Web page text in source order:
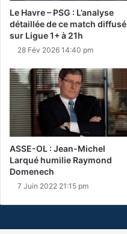
Le Havre – PSG : L’analyse
détaillée de ce match diffusé
sur Ligue 1+ à 21h
28 Fév 2026 14:40 pm
ASSE-OL : Jean-Michel
Larqué humilie Raymond
Domenech
7 Juin 2022 21:15 pm